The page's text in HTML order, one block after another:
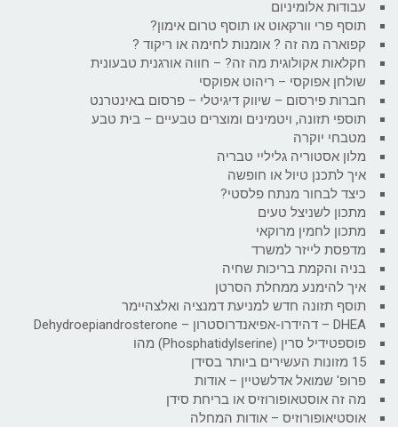
עבודות אלומיניום
תוסף פרי וורקאוט או תוסף טרום אימון?
קפוארה מה זה ? אומנות לחימה או ריקוד ?
חקלאות אקולוגית מה זה? – חווה אורגנית טבעונית
שולחן אפוקסי – ריהוט אפוקסי
חברות פירסום – שיווק דיגיטלי – פרסום באינטרנט
תוספי תזונה, ויטמינים ומוצרים טבעיים – בית טבע
מטבחי יוקרה
מלון אסטוריה גליליי טבריה
איך לתכנן טיול או חופשה
כיצד לבחור מנתח פלסטי?
מתכון לשניצל טעים
מתכון לחמין מרוקאי
מדפסת לייזר למשרד
בניה והקמת בריכות שחיה
איך להימנע ממחלת הסרטן
תוסף תזונה חדש למניעת דמנציה ואלצהיימר
DHEA – דהידרו-אפיאנדרוסטרון – Dehydroepiandrosterone
פוספטידיל סרין (Phosphatidylserine) מהו
15 מזונות העשירים ביותר בסידן
פרופ' שמואל אדלשטיין – אודות
מה זה אוסטאופורוזיס או בריחת סידן
אוסטיאופורוזיס – אודות המחלה